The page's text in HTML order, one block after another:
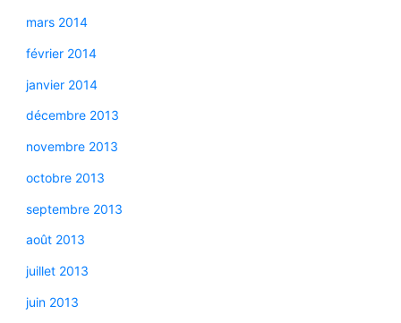
mars 2014
février 2014
janvier 2014
décembre 2013
novembre 2013
octobre 2013
septembre 2013
août 2013
juillet 2013
juin 2013